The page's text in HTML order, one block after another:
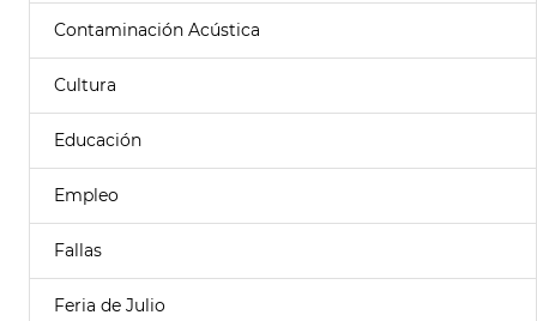
Contaminación Acústica
Cultura
Educación
Empleo
Fallas
Feria de Julio